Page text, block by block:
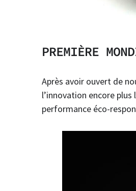
PREMIÈRE
Après avoir ouvert de
l’innovation encore
performance éco-